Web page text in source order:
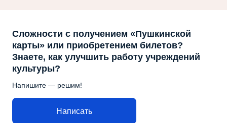
Сложности с получением «Пушкинской
карты» или приобретением билетов?
Знаете, как улучшить работу учреждений
культуры?
Напишите — решим!
Написать